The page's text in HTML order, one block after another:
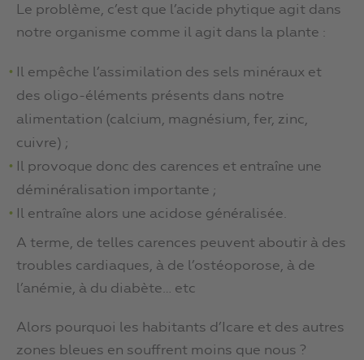
Le problème, c’est que l’acide phytique agit dans
notre organisme comme il agit dans la plante :
Il empêche l’assimilation des sels minéraux et
des oligo-éléments présents dans notre
alimentation (calcium, magnésium, fer, zinc,
cuivre) ;
Il provoque donc des carences et entraîne une
déminéralisation importante ;
Il entraîne alors une acidose généralisée.
A terme, de telles carences peuvent aboutir à des
troubles cardiaques, à de l’ostéoporose, à de
l’anémie, à du diabète… etc
Alors pourquoi les habitants d’Icare et des autres
zones bleues en souffrent moins que nous ?